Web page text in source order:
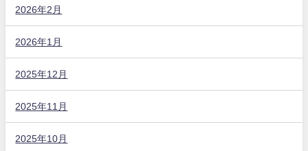
2026年2月
2026年1月
2025年12月
2025年11月
2025年10月